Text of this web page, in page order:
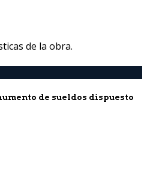
de la obra.
de sueldos dispuesto